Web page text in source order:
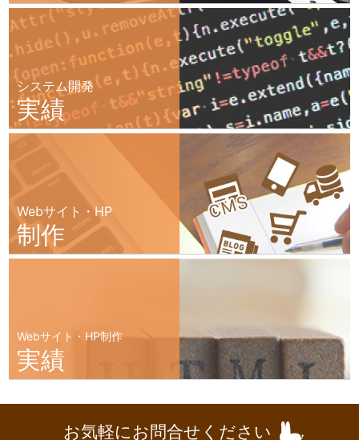
システム開発
実績
Webサイト・HP
制作
Webサイト・HP制作
実績
お気軽にお問合せください